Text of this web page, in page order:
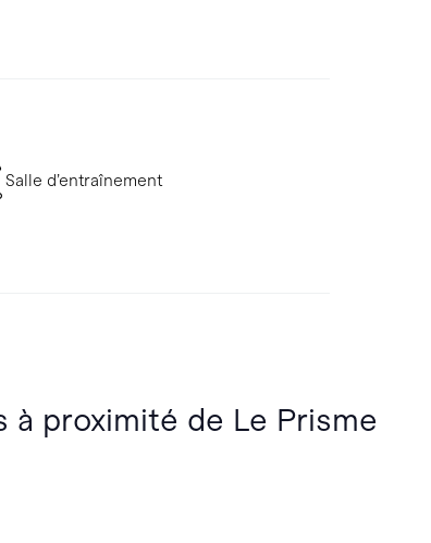
Salle d’entraînement
proximité de Le Prisme